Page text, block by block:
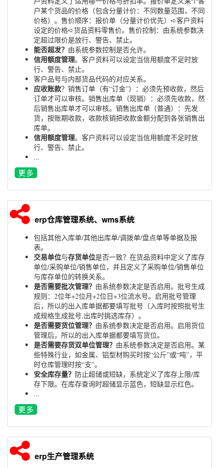
户某个货品的价格（包含分量计价：不同数量范围，不同
价格）。售价顺序：报价单（分量计价优先）➪客户资料
设定的价格➪货品资料零售价。售价控制：由系统参数决
定超过限价是放行、警告、禁止。
能否超发？ 由系统参数控制是否允许。
信用额度管理。客户资料可以设定当信用额度不足时放
行、警告、禁止。
客户品号与内部货品代码的对应关系。
应收账款？销售订单（有“订金”）：必须先预收款，然后
订单才可以审核。销售出库单（现销）：必须先收款，然
后销售出库单才可以审核。销售出库单（普通）：先发
货，按账期收款，收款核销把收款金额分配到各张销售出
库单。
信用额度管理。客户资料可以设定当信用额度不足时放
行、警告、禁止。
...
erp仓库管理系统、wms系统
包括其他入库单/其他出库单/调拨单/盘点单等单据及报
表。
交易单位与存货单位是否一致？在货品资料中定义了库存
单位/采购单位/销售单位，并且定义了采购单位/销售单位
与库存单位的转换关系。
是否需要批次管理？ 由系统参数决定是否启用。批号生成
规则：2位年+2位月+2位日+3位流水号。启用批号管理
后，所以的出入库单据都要填写批号（入库时按照批号生
成规格生成批号,出库时挑选库存）。
是否需要货位管理？ 由系统参数决定是否启用。启用货位
管理后，所以的出入库单据都要填写货位。
是否需要存货双单位管理？ 由系统参数决定是否启用。某
些特殊行业，如金属、铝型材购买时按“公斤”或“吨”，平
时仓库管理时按“支”。
安全库存量？ 防止超储或短缺，系统定义了库存上限/库
存下限。在库存查询时超储显示蓝色，短缺显示红色。
...
erp生产管理系统